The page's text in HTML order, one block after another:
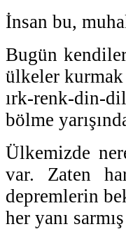
İnsan bu,
Bugün
ülkeler
ırk-renk-din-
bölme
Ülkemizde
var. Zaten
depremlerin
her yanı